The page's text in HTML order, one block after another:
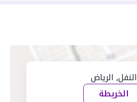
النفل, الرياض
الخريطة